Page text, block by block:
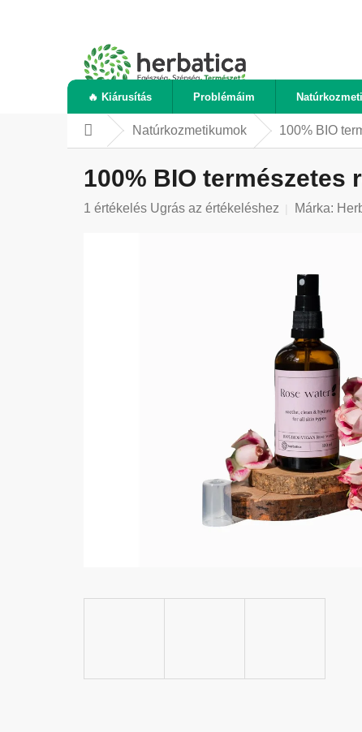
🔥 Kiárusítás Problémáim
KezdőlapNatúrkozmetikumok 100% BIO
100% BIO természetes
A
1 értékelés Ugrás az értékeléshez Márka: